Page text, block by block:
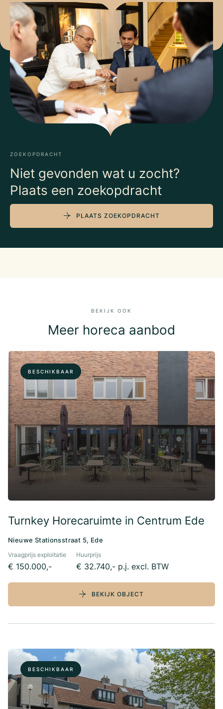
ZOEKOPDRACHT
Niet gevonden wat u zocht?
Plaats een zoekopdracht
PLAATS ZOEKOPDRACHT
BEKIJK OOK
Meer horeca aanbod
BESCHIKBAAR
Turnkey Horecaruimte in Centrum Ede
Nieuwe Stationsstraat 5, Ede
Vraagprijs exploitatie
€ 150.000,-
Huurprijs
€ 32.740,- p.j. excl. BTW
BEKIJK OBJECT
BESCHIKBAAR